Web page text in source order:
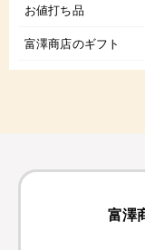
お値打ち品
富澤商店のギフト
富澤